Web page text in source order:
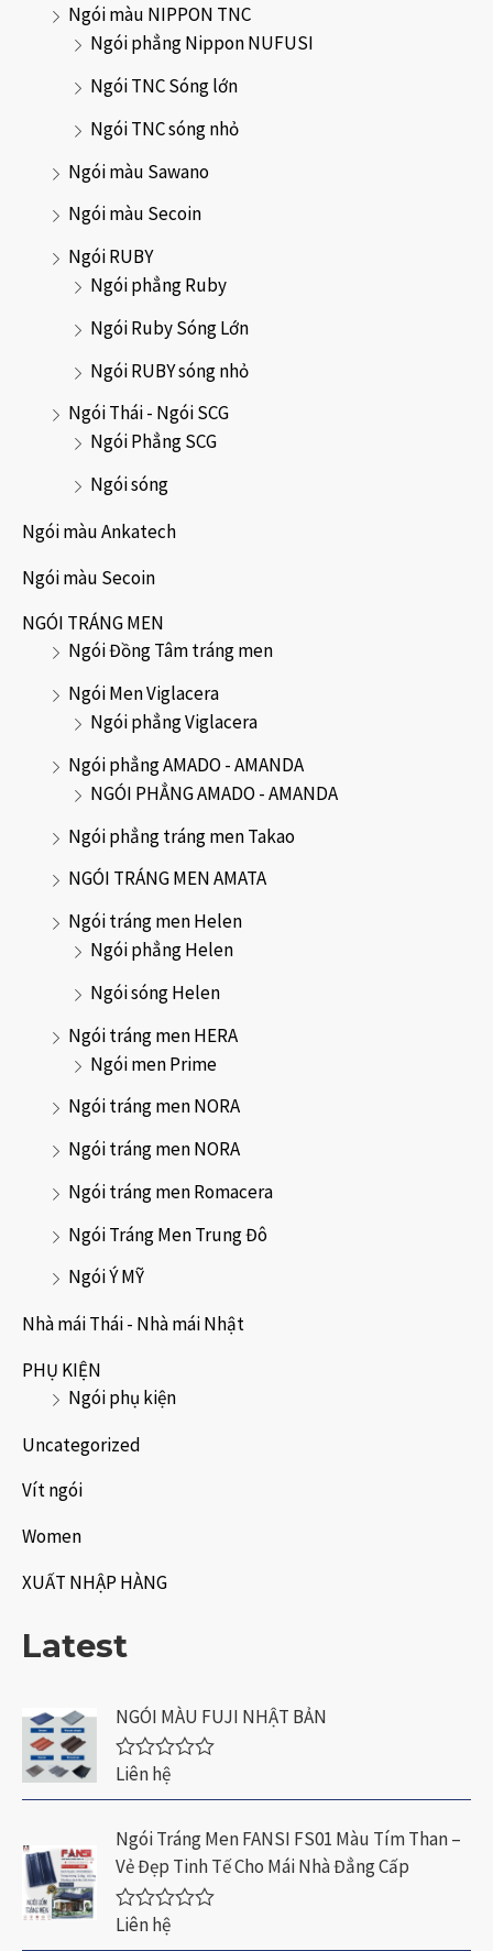
Ngói màu NIPPON TNC
Ngói phẳng Nippon NUFUSI
Ngói TNC Sóng lớn
Ngói TNC sóng nhỏ
Ngói màu Sawano
Ngói màu Secoin
Ngói RUBY
Ngói phẳng Ruby
Ngói Ruby Sóng Lớn
Ngói RUBY sóng nhỏ
Ngói Thái - Ngói SCG
Ngói Phẳng SCG
Ngói sóng
Ngói màu Ankatech
Ngói màu Secoin
NGÓI TRÁNG MEN
Ngói Đồng Tâm tráng men
Ngói Men Viglacera
Ngói phẳng Viglacera
Ngói phẳng AMADO - AMANDA
NGÓI PHẲNG AMADO - AMANDA
Ngói phẳng tráng men Takao
NGÓI TRÁNG MEN AMATA
Ngói tráng men Helen
Ngói phẳng Helen
Ngói sóng Helen
Ngói tráng men HERA
Ngói men Prime
Ngói tráng men NORA
Ngói tráng men NORA
Ngói tráng men Romacera
Ngói Tráng Men Trung Đô
Ngói Ý MỸ
Nhà mái Thái - Nhà mái Nhật
PHỤ KIỆN
Ngói phụ kiện
Uncategorized
Vít ngói
Women
XUẤT NHẬP HÀNG
Latest
NGÓI MÀU FUJI NHẬT BẢN
Đ
c
x
ế
p
h
ạ
Liên hệ
Ngói Tráng Men FANSI FS01 Màu Tím Than –
Vẻ Đẹp Tinh Tế Cho Mái Nhà Đẳng Cấp
Đ
Liên hệ